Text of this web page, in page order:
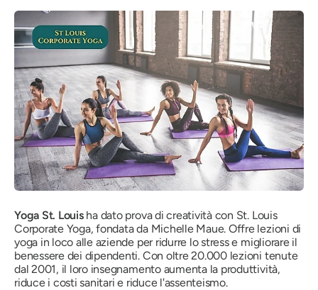
Yoga St. Louisha dato prova di creatività con St. Louis
Corporate Yoga, fondata da Michelle Maue. Offre lezioni di
yoga in loco alle aziende per ridurre lo stress e migliorare il
benessere dei dipendenti. Con oltre 20.000 lezioni tenute
dal 2001, il loro insegnamento aumenta la produttività,
riduce i costi sanitari e riduce l'assenteismo.